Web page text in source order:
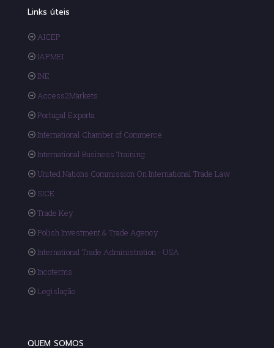
Links úteis
AICEP
IAPMEI
INE
Access2Markets
Portugal Exporta
International Chamber of Commerce
International Business Training
United Nations Commission On International Trade Law
SICE
Trade Key
Polish Investment & Trade Agency
International Trade Administration - USA
Incoterms
Legislação
QUEM SOMOS